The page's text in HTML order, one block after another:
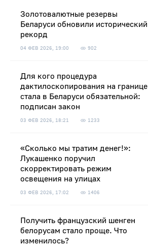
Золотовалютные резервы
Беларуси обновили исторический
рекорд
04 ФЕВ 2026, 19:00 902
Для кого процедура
дактилоскопирования на границе
стала в Беларуси обязательной:
подписан закон
03 ФЕВ 2026, 18:21 1233
«Сколько мы тратим денег!»:
Лукашенко поручил
скорректировать режим
освещения на улицах
03 ФЕВ 2026, 17:02 1406
Получить французский шенген
белорусам стало проще. Что
изменилось?